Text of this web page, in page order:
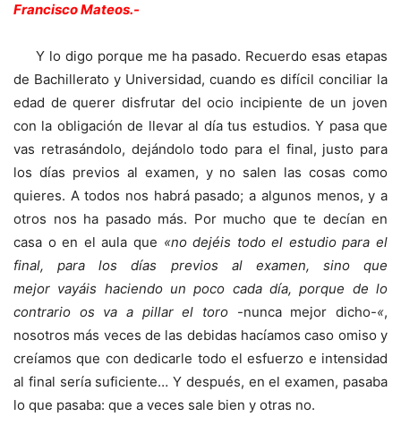
Francisco Mateos.-
Y lo digo porque me ha pasado. Recuerdo esas etapas
de Bachillerato y Universidad, cuando es difícil conciliar la
edad de querer disfrutar del ocio incipiente de un joven
con la obligación de llevar al día tus estudios. Y pasa que
vas retrasándolo, dejándolo todo para el final, justo para
los días previos al examen, y no salen las cosas como
quieres. A todos nos habrá pasado; a algunos menos, y a
otros nos ha pasado más. Por mucho que te decían en
casa o en el aula que «no dejéis todo el estudio para el
final, para los días previos al examen, sino que
mejor vayáis haciendo un poco cada día, porque de lo
contrario os va a pillar el toro -nunca mejor dicho-«,
nosotros más veces de las debidas hacíamos caso omiso y
creíamos que con dedicarle todo el esfuerzo e intensidad
al final sería suficiente… Y después, en el examen, pasaba
lo que pasaba: que a veces sale bien y otras no.